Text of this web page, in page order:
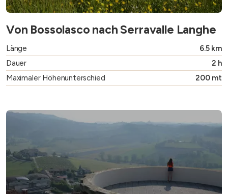
Von Bossolasco nach Serravalle Langhe
Länge
6.5 km
Dauer
2 h
Maximaler Höhenunterschied
200 mt